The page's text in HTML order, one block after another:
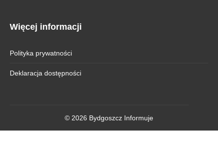
Więcej informacji
Polityka prywatności
Deklaracja dostępności
© 2026 Bydgoszcz Informuje